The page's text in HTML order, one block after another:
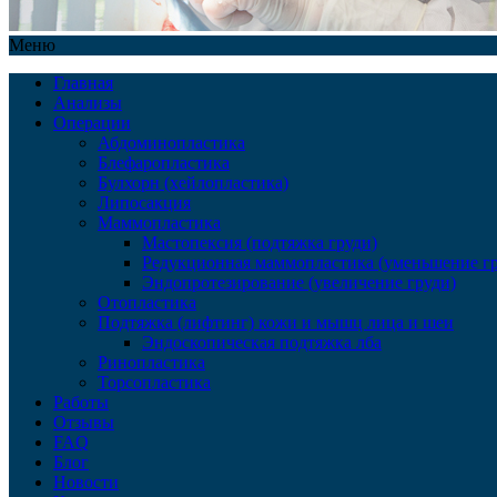
Меню
Главная
Анализы
Операции
Абдоминопластика
Блефаропластика
Булхорн (хейлопластика)
Липосакция
Маммопластика
Мастопексия (подтяжка груди)
Редукционная маммопластика (уменьшение
Эндопротезирование (увеличение груди)
Отопластика
Подтяжка (лифтинг) кожи и мышц лица и шеи
Эндоскопическая подтяжка лба
Ринопластика
Торсопластика
Работы
Отзывы
FAQ
Блог
Новости